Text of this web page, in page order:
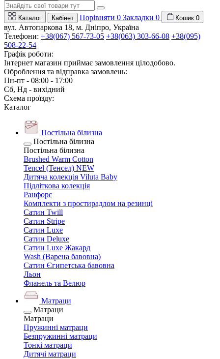
Каталог Кабінет Порівняти 0 Закладки 0 Кошик 0
вул. Автопаркова 18, м. Дніпро, Україна
Телефони: +38(067) 567-73-05 +38(063) 303-66-08 +38(095)
508-22-54
Графік роботи:
Інтернет магазин приймає замовлення цілодобово.
Оброблення та відправка замовлень:
Пн-пт - 08:00 - 17:00
Сб, Нд - вихідний
Схема проїзду:
Каталог
Постільна білизна
Постільна білизна
Постільна білизна
Brushed Warm Cotton
Tencel (Тенсел) NEW
Дитяча колекція Viluta Baby
Підліткова колекція
Ранфорс
Комплекти з простирадлом на резинці
Сатин Twill
Сатин Stripe
Сатин Luxe
Сатин Deluxe
Сатин Luxe Жакард
Wash (Варена бавовна)
Сатин Єгипетська бавовна
Льон
Фланель та Велюр
Матраци
Матраци
Матраци
Пружинні матраци
Безпружинні матраци
Тонкі матраци
Дитячі матраци